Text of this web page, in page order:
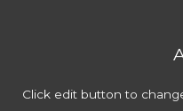
Click edit button to